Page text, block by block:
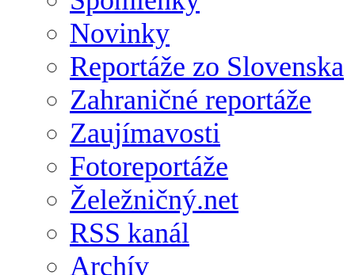
Novinky
Reportáže zo Slovenska
Zahraničné reportáže
Zaujímavosti
Fotoreportáže
Želežničný.net
RSS kanál
Archív